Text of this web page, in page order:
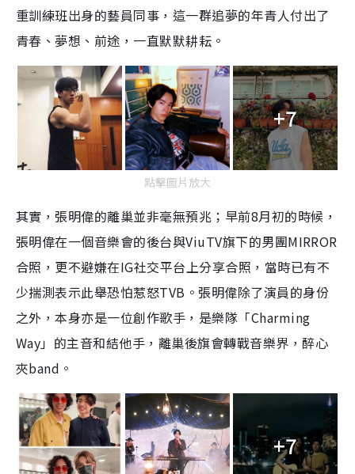
重訓練班出身的藝員同事，這一群追夢的年青人付出了
青春、夢想、前途，一直默默耕耘。
+7
點擊圖片放大
其實，張明偉的離巢並非毫無預兆；早前8月初的時候，
張明偉在一個音樂會的後台與ViuTV旗下的男團MIRROR
合照，更不避嫌在IG社交平台上分享合照，當時已有不
少揣測表示此舉恐怕惹怒TVB。張明偉除了演員的身份
之外，本身亦是一位創作歌手，是樂隊「Charming
Way」的主音和結他手，離巢後旗會轉戰音樂界，醉心
夾band。
+7